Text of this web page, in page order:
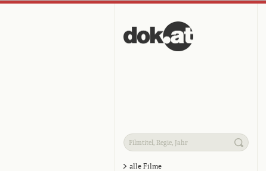
alle Filme